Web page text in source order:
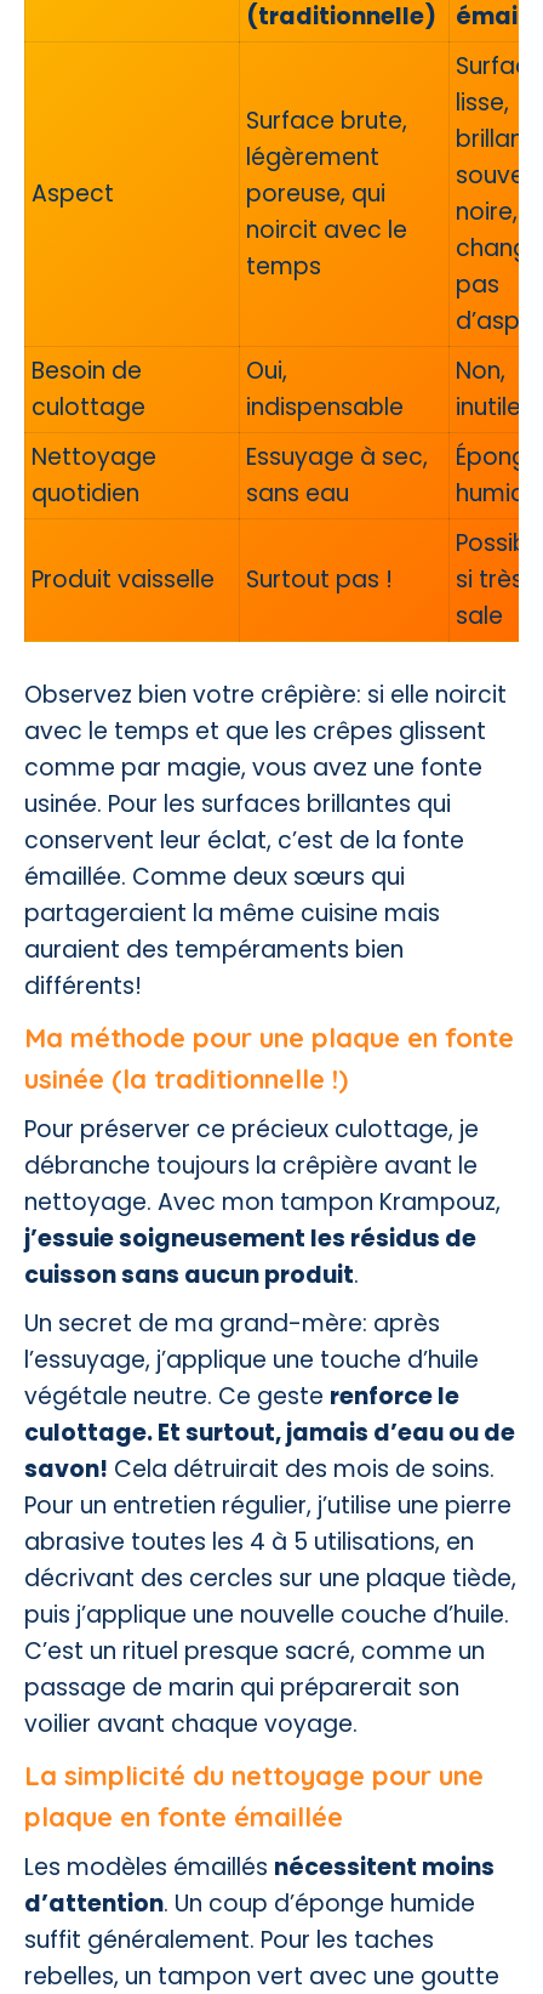
(traditionnelle)
Aspect
Surface brute,
légèrement
poreuse, qui
noircit avec le
temps
Surface
lisse,
noire,
change
pas
Besoin de
culottage
Oui,
indispensable
Non,
inutile
Nettoyage
quotidien
Essuyage à sec,
sans eau
Éponge
humide
Produit vaisselle Surtout pas !
si très
sale
Observez bien votre crêpière: si elle noircit
avec le temps et que les crêpes glissent
comme par magie, vous avez une fonte
usinée. Pour les surfaces brillantes qui
conservent leur éclat, c’est de la fonte
émaillée. Comme deux sœurs qui
partageraient la même cuisine mais
auraient des tempéraments bien
différents!
Ma méthode pour une plaque en fonte
usinée (la traditionnelle !)
Pour préserver ce précieux culottage, je
débranche toujours la crêpière avant le
nettoyage. Avec mon tampon Krampouz,
j’essuie soigneusement les résidus de
cuisson sans aucun produit.
Un secret de ma grand-mère: après
l’essuyage, j’applique une touche d’huile
végétale neutre. Ce geste renforce le
culottage. Et surtout, jamais d’eau ou de
savon! Cela détruirait des mois de soins.
Pour un entretien régulier, j’utilise une pierre
abrasive toutes les 4 à 5 utilisations, en
décrivant des cercles sur une plaque tiède,
puis j’applique une nouvelle couche d’huile.
C’est un rituel presque sacré, comme un
passage de marin qui préparerait son
voilier avant chaque voyage.
La simplicité du nettoyage pour une
plaque en fonte émaillée
Les modèles émaillés nécessitent moins
d’attention. Un coup d’éponge humide
suffit généralement. Pour les taches
rebelles, un tampon vert avec une goutte